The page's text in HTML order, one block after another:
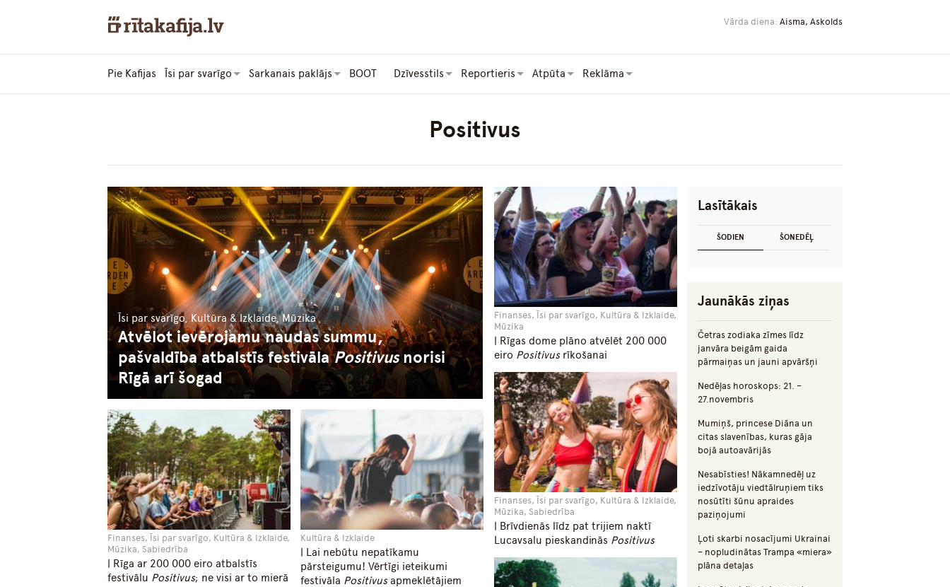
Vārda diena: Aisma, Askolds
Pie Kafijas Īsi par svarīgo Sarkanais paklājs BOOT Dzīvesstils Reportieris Atpūta Reklāma
Positivus
Īsi par svarīgo, Kultūra & Izklaide, Mūzika
Atvēlot ievērojamu naudas summu,
pašvaldība atbalstīs festivālaPositivusnorisi
Rīgā arī šogad
Finanses, Īsi par svarīgo, Kultūra & Izklaide,
Mūzika
| Rīgas dome plāno atvēlēt 200 000
eiro Positivusrīkošanai
Finanses, Īsi par svarīgo, Kultūra & Izklaide,
Mūzika, Sabiedrība
| Brīvdienās līdz pat trijiem naktī
Lucavsalu pieskandinās Positivus
Finanses, Īsi par svarīgo, Kultūra & Izklaide,
Mūzika, Sabiedrība
| Rīga ar 200 000 eiro atbalstīs
festivālu Positivus; ne visi ar to mierā
Kultūra & Izklaide
| Lai nebūtu nepatīkamu
pārsteigumu! Vērtīgi ieteikumi
festivāla Positivusapmeklētājiem
Lasītākais
ŠODIEN ŠONEDĒĻ
Jaunākās ziņas
Četras zodiaka zīmes līdz
janvāra beigām gaida
pārmaiņas un jauni apvāršņi
Nedēļas horoskops: 21. –
27.novembris
Mumiņš, princese Diāna un
citas slavenības, kuras gāja
bojā autoavārijās
Nesabīsties! Nākamnedēļ uz
iedzīvotāju viedtālruņiem tiks
nosūtīti šūnu apraides
paziņojumi
Ļoti skarbi nosacījumi Ukrainai
– nopludinātas Trampa «miera»
plāna detaļas